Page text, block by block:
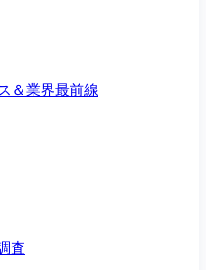
＆業界最前線
査